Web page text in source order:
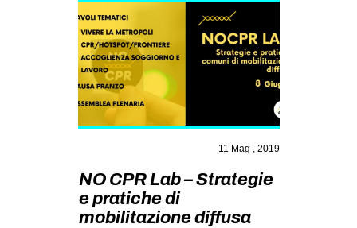
AREA
DEGENERAZIONE
GAZA FREESTYLE
CSOA LAMBRETTA
STUDENTI TSUNAMI
ZAM
11 Mag , 2019
NO CPR Lab – Strategie
e pratiche di
mobilitazione diffusa